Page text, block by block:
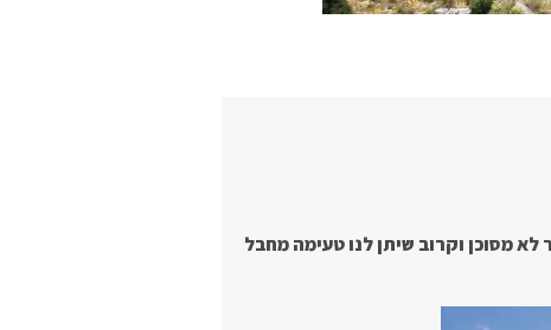
לא מסוכן וקרוב שיתן לנו טעימה מחבל